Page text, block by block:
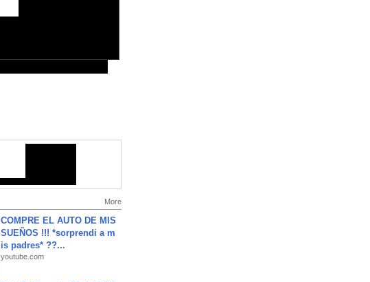
More
COMPRE EL AUTO DE MIS
SUEÑOS !!! *sorprendi a m
is padres* ??...
youtube.com